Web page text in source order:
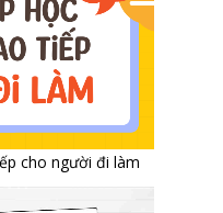
cho người đi làm